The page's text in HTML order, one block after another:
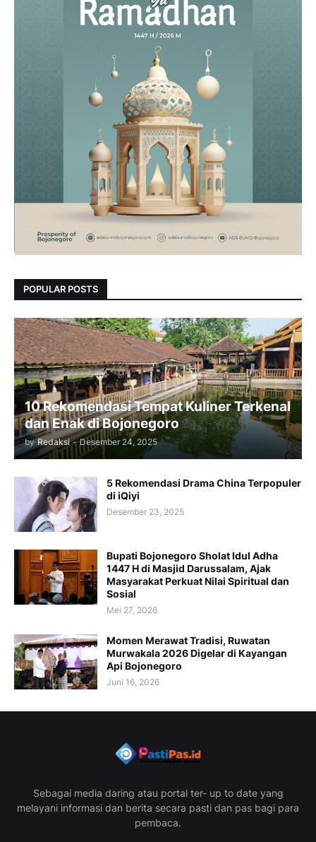
POPULAR POSTS
10 Rekomendasi Tempat Kuliner Terkenal
dan Enak di Bojonegoro
by Redaksi - Desember 24, 2025
5 Rekomendasi Drama China Terpopuler
di iQiyi
Desember 23, 2025
Bupati Bojonegoro Sholat Idul Adha
1447 H di Masjid Darussalam, Ajak
Masyarakat Perkuat Nilai Spiritual dan
Sosial
Mei 27, 2026
Momen Merawat Tradisi, Ruwatan
Murwakala 2026 Digelar di Kayangan
Api Bojonegoro
Juni 16, 2026
Sebagai media daring atau portal ter- up to date yang
melayani informasi dan berita secara pasti dan pas bagi para
pembaca.